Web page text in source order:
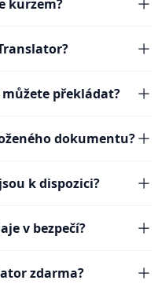
kurzem?
překládat?
dokumentu?
k dispozici?
v bezpečí?
zdarma?